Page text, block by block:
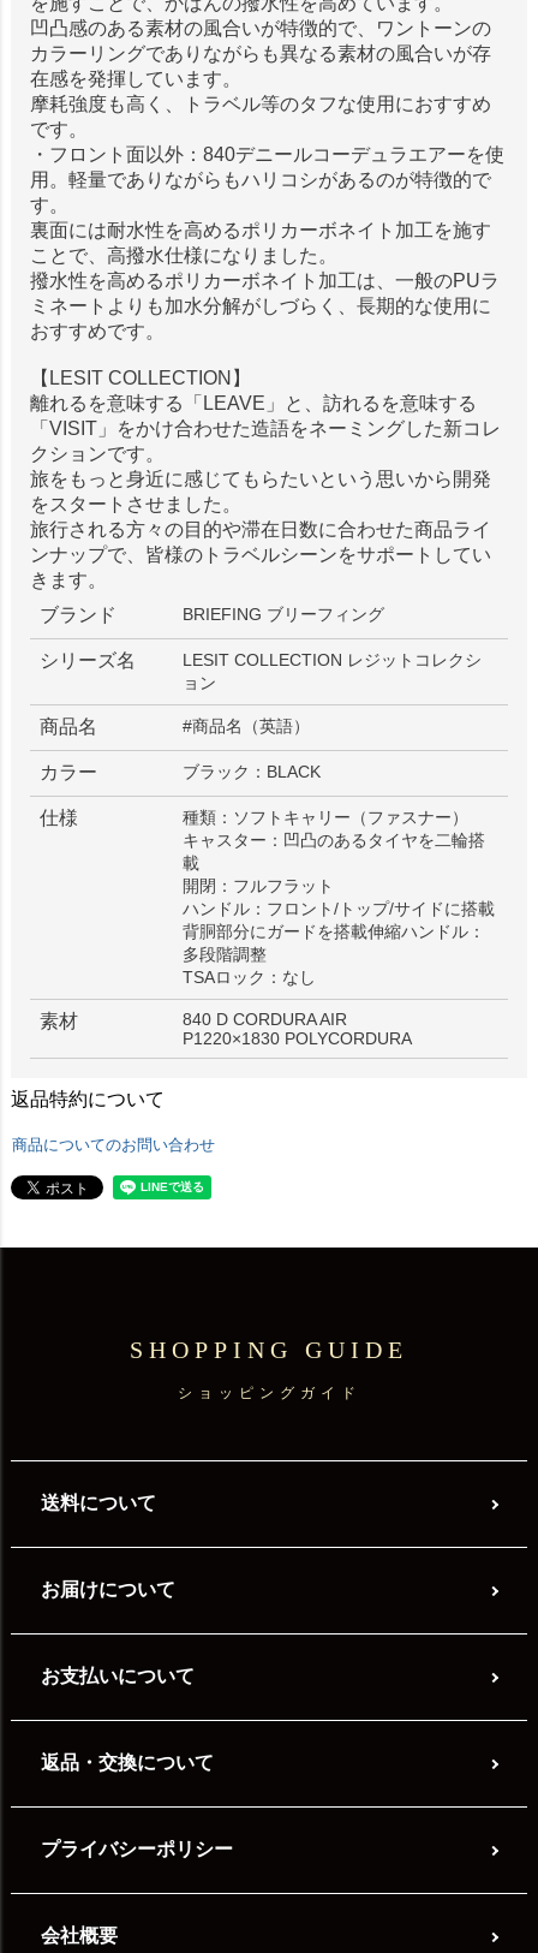
凹凸感のある素材の風合いが特徴的で、ワントーンの
カラーリングでありながらも異なる素材の風合いが存
在感を発揮しています。
摩耗強度も高く、トラベル等のタフな使用におすすめ
です。
・フロント面以外：840デニールコーデュラエアーを使
用。軽量でありながらもハリコシがあるのが特徴的で
す。
裏面には耐水性を高めるポリカーボネイト加工を施す
ことで、高撥水仕様になりました。
撥水性を高めるポリカーボネイト加工は、一般のPUラ
ミネートよりも加水分解がしづらく、長期的な使用に
おすすめです。
【LESIT COLLECTION】
離れるを意味する「LEAVE」と、訪れるを意味する
「VISIT」をかけ合わせた造語をネーミングした新コレ
クションです。
旅をもっと身近に感じてもらたいという思いから開発
をスタートさせました。
旅行される方々の目的や滞在日数に合わせた商品ライ
ンナップで、皆様のトラベルシーンをサポートしてい
きます。
ブランド
BRIEFING ブリーフィング
シリーズ名
LESIT COLLECTION レジットコレクシ
ョン
商品名 #商品名（英語）
カラー ブラック：BLACK
仕様
種類：ソフトキャリー（ファスナー）
キャスター：凹凸のあるタイヤを二輪搭
載
開閉：フルフラット
ハンドル：フロント/トップ/サイドに搭載
背胴部分にガードを搭載伸縮ハンドル：
多段階調整
TSAロック：なし
素材
840 D CORDURA AIR
P1220×1830 POLYCORDURA
返品特約について
商品についてのお問い合わせ
SHOPPING GUIDE
ショッピングガイド
送料について
お届けについて
お支払いについて
返品・交換について
プライバシーポリシー
会社概要